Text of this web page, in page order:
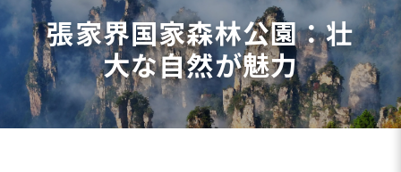
張家界国家森林公園：壮
大な自然が魅力